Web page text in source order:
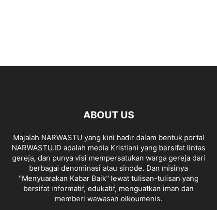
ABOUT US
Majalah NARWASTU yang kini hadir dalam bentuk portal
NARWASTU.ID adalah media Kristiani yang bersifat lintas
gereja, dan punya visi mempersatukan warga gereja dari
berbagai denominasi atau sinode. Dan misinya
"Menyuarakan Kabar Baik" lewat tulisan-tulisan yang
bersifat informatif, edukatif, menguatkan iman dan
memberi wawasan oikoumenis.